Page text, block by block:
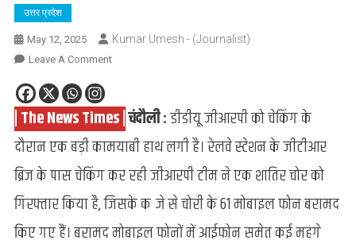
उत्तर प्रदेश
May 12, 2025 Kumar Umesh - (Journalist)
Leave A CommentOn
:
डीडीयू
जीआरपी
को
बड़ी
सफलता,
बैंकाक
| The News Times | चंदौली :डीडीयू जीआरपी को चेकिंग के
दौरान एक बड़ी कामयाबी हाथ लगी है। रेलवे स्टेशन के जीटीआर
ब्रिज के पास चेकिंग कर रही जीआरपी टीम ने एक शातिर चोर को
गिरफ्तार किया है, जिसके कब्जे से चोरी के 61 मोबाइल फोन बरामद
किए गए हैं। बरामद मोबाइल फोनों में आईफोन समेत कई महंगे